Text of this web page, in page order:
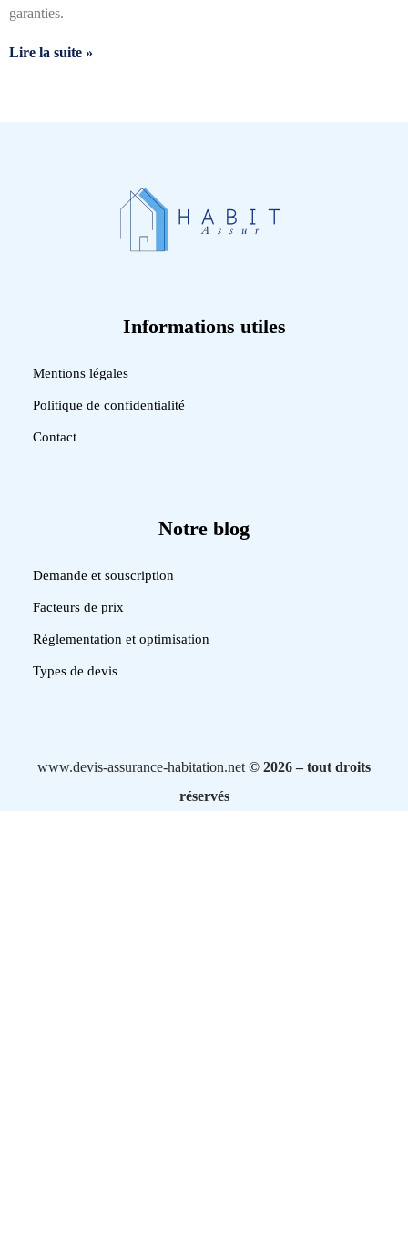
garanties.
Lire la suite »
Informations utiles
Mentions légales
Politique de confidentialité
Contact
Notre blog
Demande et souscription
Facteurs de prix
Réglementation et optimisation
Types de devis
www.devis-assurance-habitation.net© 2026 – tout droits
réservés